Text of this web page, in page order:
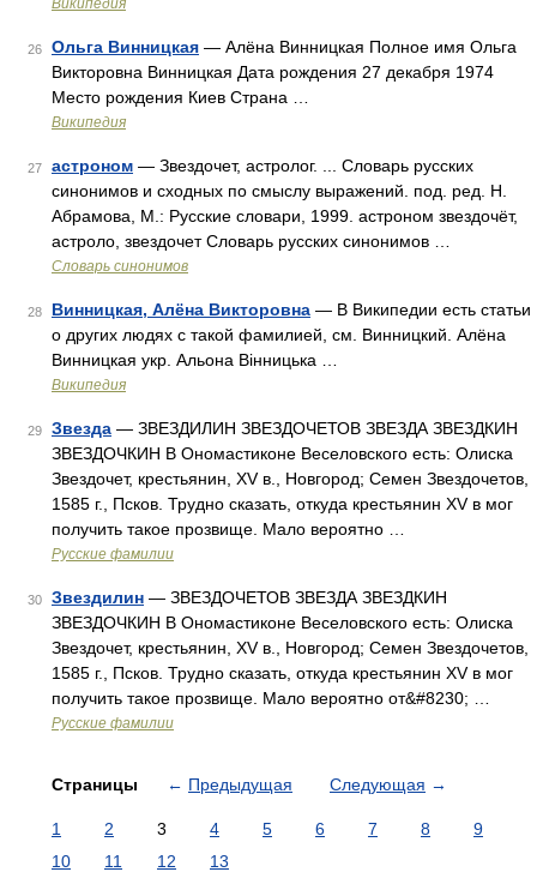
Википедия
26 Ольга Винницкая — Алёна Винницкая Полное имя Ольга
Викторовна Винницкая Дата рождения 27 декабря 1974
Место рождения Киев Страна …
Википедия
27 астроном — Звездочет, астролог. ... Словарь русских
синонимов и сходных по смыслу выражений. под. ред. Н.
Абрамова, М.: Русские словари, 1999. астроном звездочёт,
астроло, звездочет Словарь русских синонимов …
Словарь синонимов
28 Винницкая, Алёна Викторовна — В Википедии есть статьи
о других людях с такой фамилией, см. Винницкий. Алёна
Винницкая укр. Альона Вінницька …
Википедия
29 Звезда — ЗВЕЗДИЛИН ЗВЕЗДОЧЕТОВ ЗВЕЗДА ЗВЕЗДКИН
ЗВЕЗДОЧКИН В Ономастиконе Веселовского есть: Олиска
Звездочет, крестьянин, XV в., Новгород; Семен Звездочетов,
1585 г., Псков. Трудно сказать, откуда крестьянин XV в мог
получить такое прозвище. Мало вероятно …
Русские фамилии
30 Звездилин — ЗВЕЗДОЧЕТОВ ЗВЕЗДА ЗВЕЗДКИН
ЗВЕЗДОЧКИН В Ономастиконе Веселовского есть: Олиска
Звездочет, крестьянин, XV в., Новгород; Семен Звездочетов,
1585 г., Псков. Трудно сказать, откуда крестьянин XV в мог
получить такое прозвище. Мало вероятно от&#8230; …
Русские фамилии
Страницы ← Предыдущая Следующая →
1 2 3 4 5 6 7 8
9
10
11 12 13